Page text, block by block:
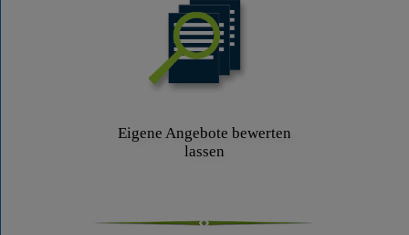
Eigene Angebote bewerten
lassen